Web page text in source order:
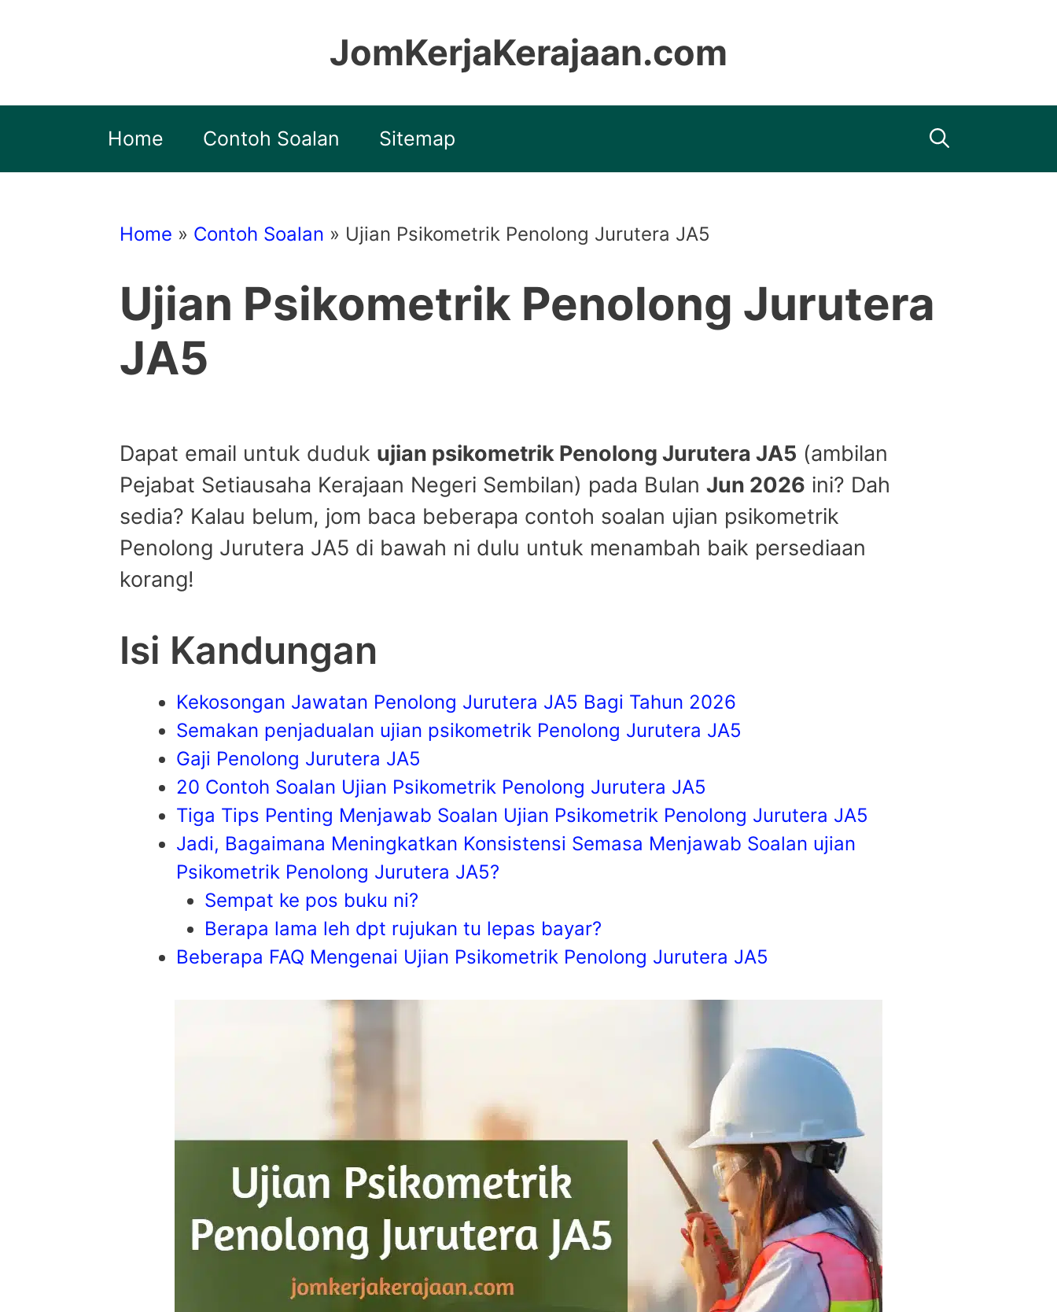
JomKerjaKerajaan.com
Home Contoh Soalan Sitemap
Home » Contoh Soalan » Ujian Psikometrik Penolong Jurutera JA5
Ujian Psikometrik Penolong Jurutera
JA5
Dapat email untuk duduk ujian psikometrik Penolong Jurutera JA5 (ambilan
Pejabat Setiausaha Kerajaan Negeri Sembilan) pada Bulan Jun 2026 ini? Dah
sedia? Kalau belum, jom baca beberapa contoh soalan ujian psikometrik
Penolong Jurutera JA5 di bawah ni dulu untuk menambah baik persediaan
korang!
Isi Kandungan
Kekosongan Jawatan Penolong Jurutera JA5 Bagi Tahun 2026
Semakan penjadualan ujian psikometrik Penolong Jurutera JA5
Gaji Penolong Jurutera JA5
20 Contoh Soalan Ujian Psikometrik Penolong Jurutera JA5
Tiga Tips Penting Menjawab Soalan Ujian Psikometrik Penolong Jurutera JA5
Jadi, Bagaimana Meningkatkan Konsistensi Semasa Menjawab Soalan ujian
Psikometrik Penolong Jurutera JA5?
Sempat ke pos buku ni?
Berapa lama leh dpt rujukan tu lepas bayar?
Beberapa FAQ Mengenai Ujian Psikometrik Penolong Jurutera JA5